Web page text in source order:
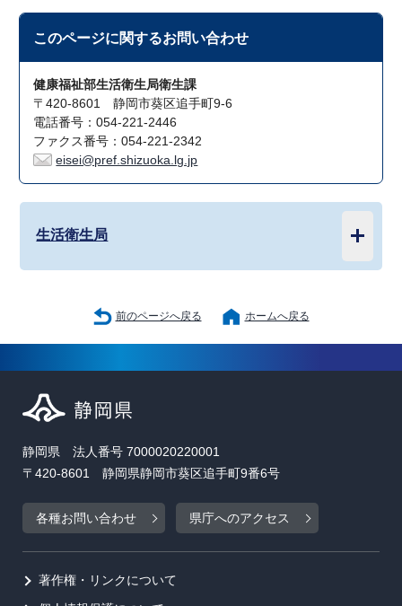
このページに関するお問い合わせ
健康福祉部生活衛生局衛生課
〒420-8601 静岡市葵区追手町9-6
電話番号：054-221-2446
ファクス番号：054-221-2342
eisei@pref.shizuoka.lg.jp
生活衛生局
前のページへ戻る ホームへ戻る
静岡県 法人番号 7000020220001
〒420-8601 静岡県静岡市葵区追手町9番6号
各種お問い合わせ 県庁へのアクセス
著作権・リンクについて